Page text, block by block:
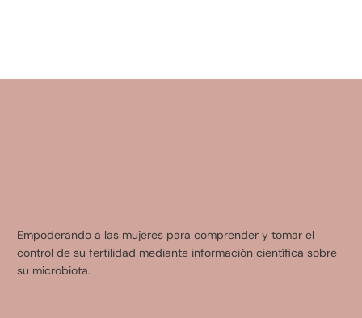
Empoderando a las mujeres para comprender y tomar el
control de su fertilidad mediante información científica sobre
su microbiota.